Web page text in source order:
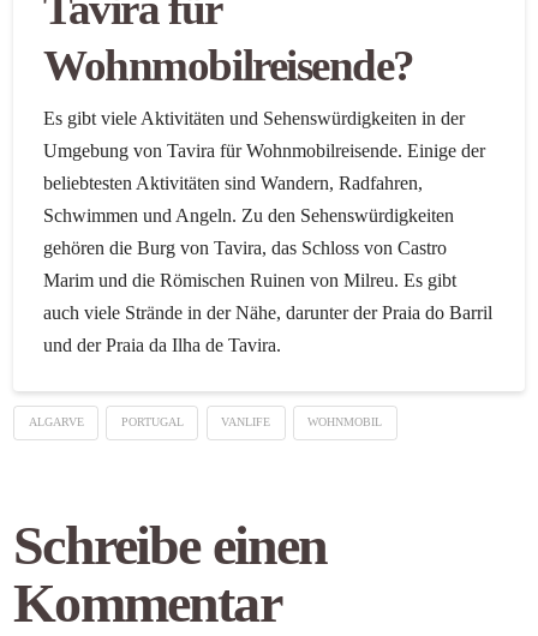
Wohnmobilreisende?
Es gibt viele Aktivitäten und Sehenswürdigkeiten in der
Umgebung von Tavira für Wohnmobilreisende. Einige der
beliebtesten Aktivitäten sind Wandern, Radfahren,
Schwimmen und Angeln. Zu den Sehenswürdigkeiten
gehören die Burg von Tavira, das Schloss von Castro
Marim und die Römischen Ruinen von Milreu. Es gibt
auch viele Strände in der Nähe, darunter der Praia do Barril
und der Praia da Ilha de Tavira.
ALGARVE PORTUGAL VANLIFE WOHNMOBIL
Schreibe einen
Kommentar